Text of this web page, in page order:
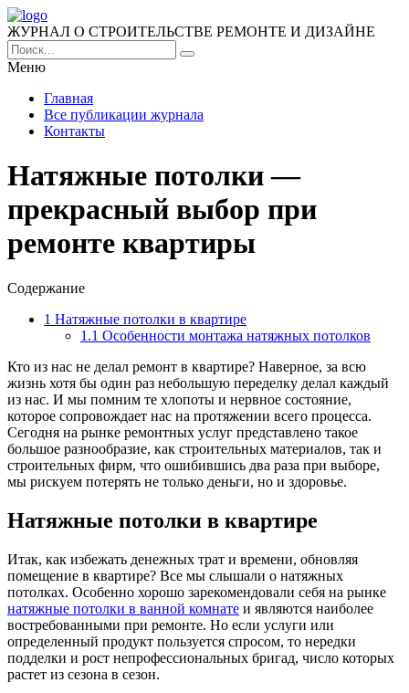
ЖУРНАЛ О СТРОИТЕЛЬСТВЕ РЕМОНТЕ И ДИЗАЙНЕ
Меню
Главная
Все публикации журнала
Контакты
Натяжные потолки —
прекрасный выбор при
ремонте квартиры
Содержание
1 Натяжные потолки в квартире
1.1 Особенности монтажа натяжных потолков
Кто из нас не делал ремонт в квартире? Наверное, за всю
жизнь хотя бы один раз небольшую переделку делал каждый
из нас. И мы помним те хлопоты и нервное состояние,
которое сопровождает нас на протяжении всего процесса.
Сегодня на рынке ремонтных услуг представлено такое
большое разнообразие, как строительных материалов, так и
строительных фирм, что ошибившись два раза при выборе,
мы рискуем потерять не только деньги, но и здоровье.
Натяжные потолки в квартире
Итак, как избежать денежных трат и времени, обновляя
помещение в квартире? Все мы слышали о натяжных
потолках. Особенно хорошо зарекомендовали себя на рынке
натяжные потолки в ванной комнате и являются наиболее
востребованными при ремонте. Но если услуги или
определенный продукт пользуется спросом, то нередки
подделки и рост непрофессиональных бригад, число которых
растет из сезона в сезон.